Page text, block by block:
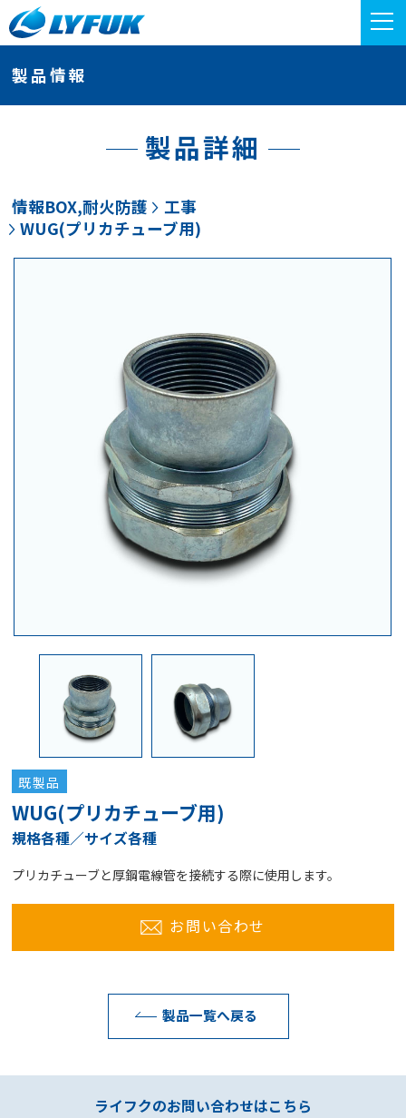
製品情報
製品詳細
情報BOX,耐火防護
工事
WUG(プリカチューブ用)
既製品
WUG(プリカチューブ用)
規格各種／サイズ各種
プリカチューブと厚鋼電線管を接続する際に使用します。
お問い合わせ
製品一覧へ戻る
ライフクのお問い合わせはこちら